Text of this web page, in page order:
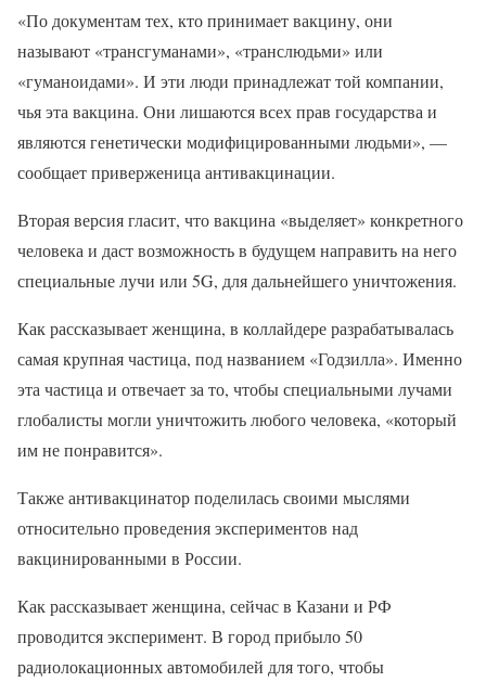
«По документам тех, кто принимает вакцину, они
называют «трансгуманами», «транслюдьми» или
«гуманоидами». И эти люди принадлежат той компании,
чья эта вакцина. Они лишаются всех прав государства и
являются генетически модифицированными людьми», —
сообщает приверженица антивакцинации.
Вторая версия гласит, что вакцина «выделяет» конкретного
человека и даст возможность в будущем направить на него
специальные лучи или 5G, для дальнейшего уничтожения.
Как рассказывает женщина, в коллайдере разрабатывалась
самая крупная частица, под названием «Годзилла». Именно
эта частица и отвечает за то, чтобы специальными лучами
глобалисты могли уничтожить любого человека, «который
им не понравится».
Также антивакцинатор поделилась своими мыслями
относительно проведения экспериментов над
вакцинированными в России.
Как рассказывает женщина, сейчас в Казани и РФ
проводится эксперимент. В город прибыло 50
радиолокационных автомобилей для того, чтобы